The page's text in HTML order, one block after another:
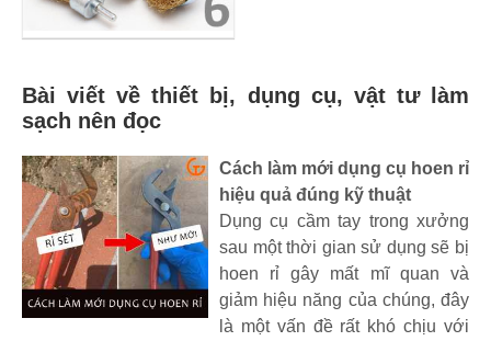
Bài viết về thiết bị, dụng cụ, vật tư làm
sạch nên đọc
Cách làm mới dụng cụ hoen rỉ
hiệu quả đúng kỹ thuật
Dụng cụ cầm tay trong xưởng
sau một thời gian sử dụng sẽ bị
hoen rỉ gây mất mĩ quan và
giảm hiệu năng của chúng, đây
là một vấn đề rất khó chịu với